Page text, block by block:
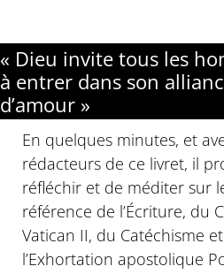
« Dieu invite tous les
à entrer dans son
d’amour »
En quelques minutes, et
rédacteurs de ce livret, il
réfléchir et de méditer sur
référence de l’Écriture, du
Vatican II, du Catéchisme
l’Exhortation apostolique